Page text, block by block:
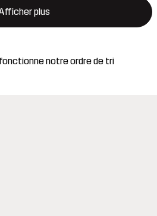
plus
notre ordre de tri